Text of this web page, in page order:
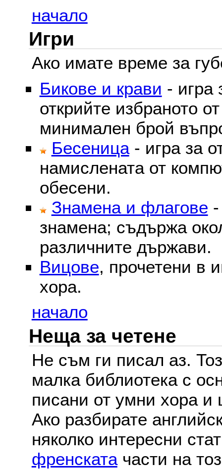
начало
Игри
Ако имате време за
Бикове и крави - игра
открийте избраното
минимален брой
Бесеница- игра за
намислената от
обесени.
Знамена и флагове
знамена; съдържа
различните държави.
Вицове, прочетени в
хора.
начало
Неща за четене
Не съм ги писал аз.
малка библиотека с
писани от умни хора и
Ако разбирате
няколко интересни
френскатачасти на